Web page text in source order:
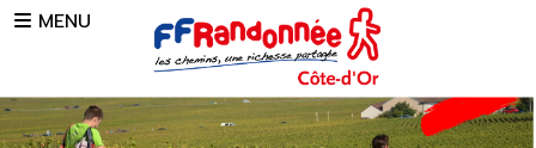
Skip to main content
MENU